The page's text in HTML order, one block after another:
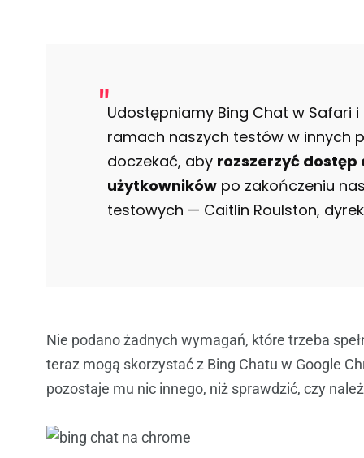
Udostępniamy Bing Chat w Safari
ramach naszych testów w innych
doczekać, aby rozszerzyć dostęp
użytkowników po zakończeniu
testowych — Caitlin Roulston,
Nie podano żadnych wymagań, które trzeba
teraz mogą skorzystać z Bing Chatu w Google
pozostaje mu nic innego, niż sprawdzić, czy